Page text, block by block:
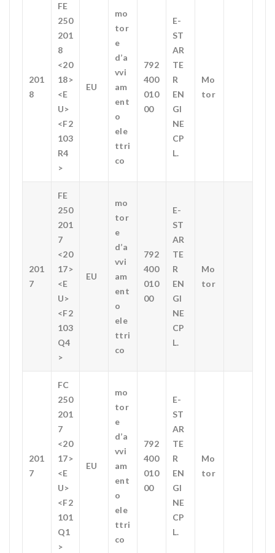
201
8
FE
250
201
8
<20
18>
<E
U>
<F2
103
R4
>
EU
mo
tor
e
d’a
vvi
am
ent
o
ele
ttri
co
792
400
010
00
E-
ST
AR
TE
R
EN
GI
NE
CP
L.
Mo
tor
201
7
FE
250
201
7
<20
17>
<E
U>
<F2
103
Q4
>
EU
mo
tor
e
d’a
vvi
am
ent
o
ele
ttri
co
792
400
010
00
E-
ST
AR
TE
R
EN
GI
NE
CP
L.
Mo
tor
201
7
FC
250
201
7
<20
17>
<E
U>
<F2
101
Q1
>
EU
mo
tor
e
d’a
vvi
am
ent
o
ele
ttri
co
792
400
010
00
E-
ST
AR
TE
R
EN
GI
NE
CP
L.
Mo
tor